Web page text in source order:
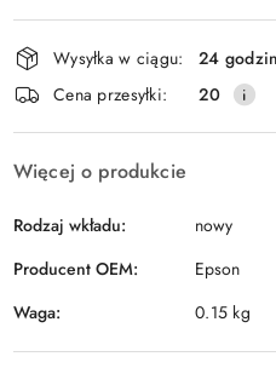
Dostępność
i
dostawa
Wysyłka w ciągu:
24
Cena przesyłki:
20
Więcej o produkcie
Rodzaj wkładu:
nowy
Producent OEM:
Epson
Waga:
0.15 kg